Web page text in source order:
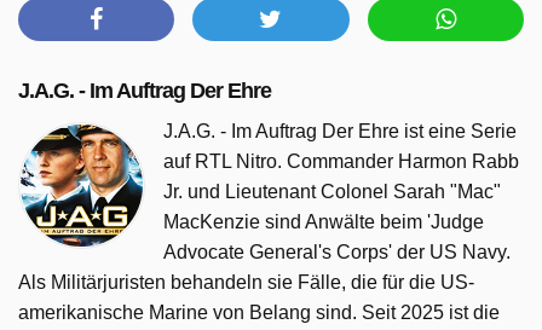
J.A.G. - Im Auftrag Der Ehre
J.A.G. - Im Auftrag Der Ehre ist eine Serie
auf RTL Nitro. Commander Harmon Rabb
Jr. und Lieutenant Colonel Sarah "Mac"
MacKenzie sind Anwälte beim 'Judge
Advocate General's Corps' der US Navy.
Als Militärjuristen behandeln sie Fälle, die für die US-
amerikanische Marine von Belang sind. Seit 2025 ist die